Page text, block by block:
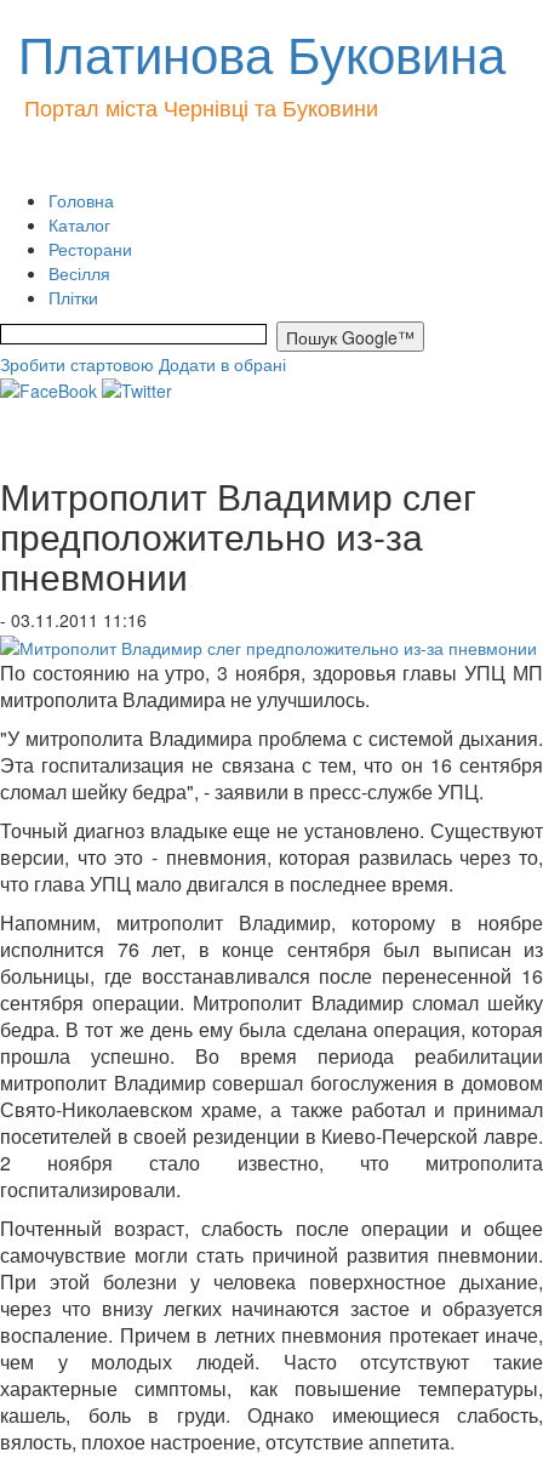
Платинова Буковина
Портал міста Чернівці та Буковини
Головна
Каталог
Ресторани
Весілля
Плітки
Зробити стартовою Додати в обрані
Митрополит Владимир слег
предположительно из-за
пневмонии
- 03.11.2011 11:16
По состоянию на утро, 3 ноября, здоровья главы УПЦ МП
митрополита Владимира не улучшилось.
"У митрополита Владимира проблема с системой дыхания.
Эта госпитализация не связана с тем, что он 16 сентября
сломал шейку бедра", - заявили в пресс-службе УПЦ.
Точный диагноз владыке еще не установлено. Существуют
версии, что это - пневмония, которая развилась через то,
что глава УПЦ мало двигался в последнее время.
Напомним, митрополит Владимир, которому в ноябре
исполнится 76 лет, в конце сентября был выписан из
больницы, где восстанавливался после перенесенной 16
сентября операции. Митрополит Владимир сломал шейку
бедра. В тот же день ему была сделана операция, которая
прошла успешно. Во время периода реабилитации
митрополит Владимир совершал богослужения в домовом
Свято-Николаевском храме, а также работал и принимал
посетителей в своей резиденции в Киево-Печерской лавре.
2 ноября стало известно, что митрополита
госпитализировали.
Почтенный возраст, слабость после операции и общее
самочувствие могли стать причиной развития пневмонии.
При этой болезни у человека поверхностное дыхание,
через что внизу легких начинаются застое и образуется
воспаление. Причем в летних пневмония протекает иначе,
чем у молодых людей. Часто отсутствуют такие
характерные симптомы, как повышение температуры,
кашель, боль в груди. Однако имеющиеся слабость,
вялость, плохое настроение, отсутствие аппетита.